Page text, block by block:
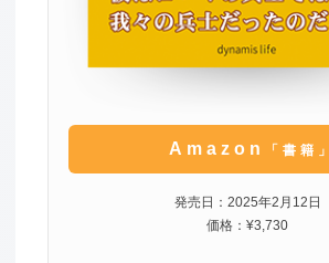
Amazon 「書籍」
発売日：2025年2月12日
価格：¥3,730